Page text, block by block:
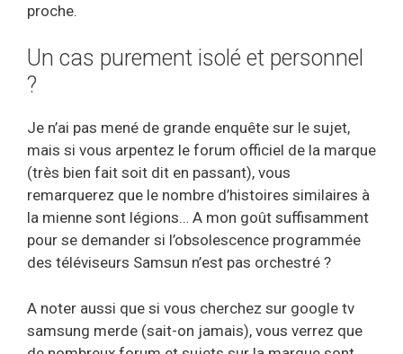
proche.
Un cas purement isolé et personnel
?
Je n’ai pas mené de grande enquête sur le sujet,
mais si vous arpentez le forum officiel de la marque
(très bien fait soit dit en passant), vous
remarquerez que le nombre d’histoires similaires à
la mienne sont légions… A mon goût suffisamment
pour se demander si l’obsolescence programmée
des téléviseurs Samsun n’est pas orchestré ?
A noter aussi que si vous cherchez sur google tv
samsung merde (sait-on jamais), vous verrez que